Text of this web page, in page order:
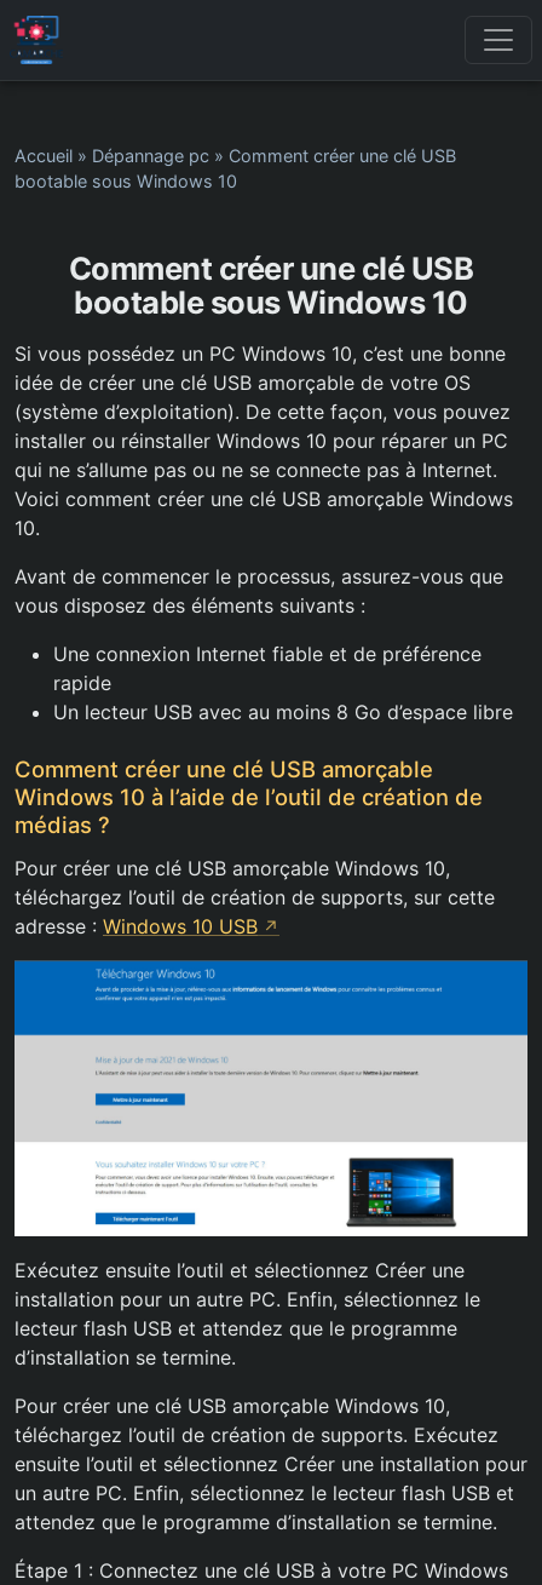
Accueil » Dépannage pc » Comment créer une clé USB
bootable sous Windows 10
Comment créer une clé USB
bootable sous Windows 10
Si vous possédez un PC Windows 10, c’est une bonne
idée de créer une clé USB amorçable de votre OS
(système d’exploitation). De cette façon, vous pouvez
installer ou réinstaller Windows 10 pour réparer un PC
qui ne s’allume pas ou ne se connecte pas à Internet.
Voici comment créer une clé USB amorçable Windows
10.
Avant de commencer le processus, assurez-vous que
vous disposez des éléments suivants :
Une connexion Internet fiable et de préférence
rapide
Un lecteur USB avec au moins 8 Go d’espace libre
Comment créer une clé USB amorçable
Windows 10 à l’aide de l’outil de création de
médias ?
Pour créer une clé USB amorçable Windows 10,
téléchargez l’outil de création de supports, sur cette
adresse : Windows 10 USB
Exécutez ensuite l’outil et sélectionnez Créer une
installation pour un autre PC. Enfin, sélectionnez le
lecteur flash USB et attendez que le programme
d’installation se termine.
Pour créer une clé USB amorçable Windows 10,
téléchargez l’outil de création de supports. Exécutez
ensuite l’outil et sélectionnez Créer une installation pour
un autre PC. Enfin, sélectionnez le lecteur flash USB et
attendez que le programme d’installation se termine.
Étape 1 : Connectez une clé USB à votre PC Windows